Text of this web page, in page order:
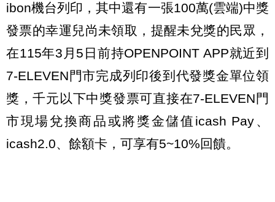
ibon機台列印，其中還有一張100萬(雲端)中獎
發票的幸運兒尚未領取，提醒未兌獎的民眾，
在115年3月5日前持OPENPOINT APP就近到
7-ELEVEN門市完成列印後到代發獎金單位領
獎，千元以下中獎發票可直接在7-ELEVEN門
市現場兌換商品或將獎金儲值icash Pay、
icash2.0、餘額卡，可享有5~10%回饋。